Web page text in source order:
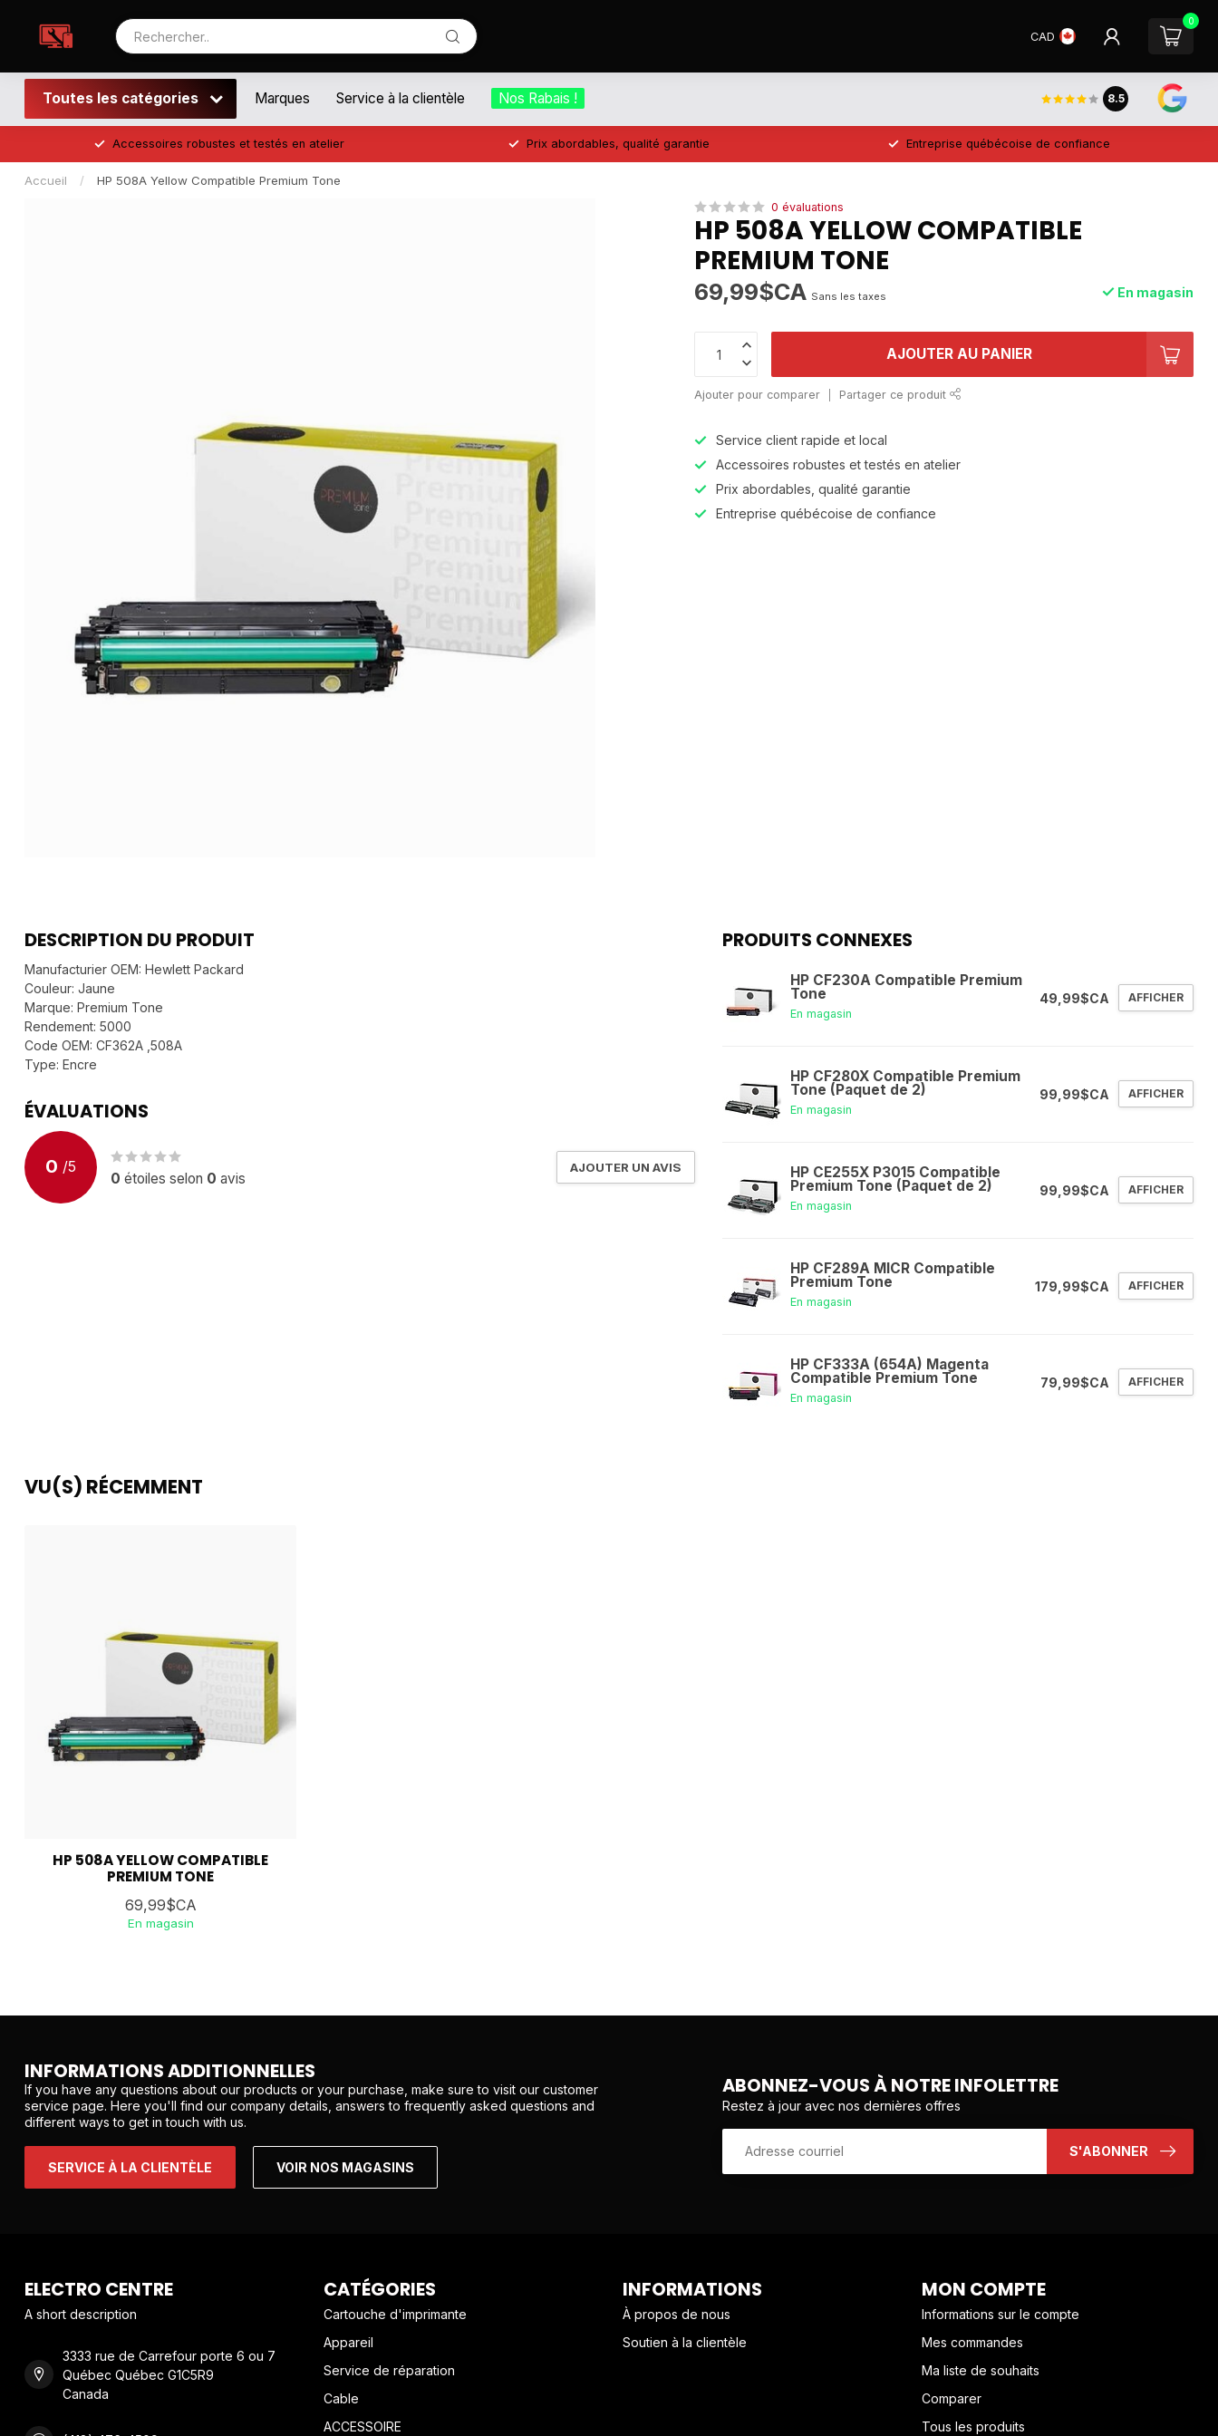
CAD
0
Toutes les catégories Marques Service à la clientèle Nos Rabais ! 8.5
Accessoires robustes et testés en atelier Prix abordables, qualité garantie Entreprise québécoise de confiance
Accueil / HP 508A Yellow Compatible Premium Tone
0 évaluations
HP 508A YELLOW COMPATIBLE
PREMIUM TONE
69,99$CA Sans les taxes En magasin
AJOUTER AU PANIER
Ajouter pour comparer Partager ce produit
Service client rapide et local
Accessoires robustes et testés en atelier
Prix abordables, qualité garantie
Entreprise québécoise de confiance
DESCRIPTION DU PRODUIT
Manufacturier OEM: Hewlett Packard
Couleur: Jaune
Marque: Premium Tone
Rendement: 5000
Code OEM: CF362A ,508A
Type: Encre
ÉVALUATIONS
0 /5
0 étoiles selon 0 avis
AJOUTER UN AVIS
PRODUITS CONNEXES
HP CF230A Compatible Premium
Tone
En magasin
49,99$CA AFFICHER
HP CF280X Compatible Premium
Tone (Paquet de 2)
En magasin
99,99$CA AFFICHER
HP CE255X P3015 Compatible
Premium Tone (Paquet de 2)
En magasin
99,99$CA AFFICHER
HP CF289A MICR Compatible
Premium Tone
En magasin
179,99$CA AFFICHER
HP CF333A (654A) Magenta
Compatible Premium Tone
En magasin
79,99$CA AFFICHER
VU(S) RÉCEMMENT
HP 508A YELLOW COMPATIBLE
PREMIUM TONE
69,99$CA
En magasin
INFORMATIONS ADDITIONNELLES
If you have any questions about our products or your purchase, make sure to visit our customer
service page. Here you'll find our company details, answers to frequently asked questions and
different ways to get in touch with us.
SERVICE À LA CLIENTÈLE VOIR NOS MAGASINS
ABONNEZ-VOUS À NOTRE INFOLETTRE
Restez à jour avec nos dernières offres
S'ABONNER
ELECTRO CENTRE
A short description
3333 rue de Carrefour porte 6 ou 7
Québec Québec G1C5R9
Canada
CATÉGORIES
Cartouche d'imprimante
Appareil
Service de réparation
Cable
ACCESSOIRE
INFORMATIONS
À propos de nous
Soutien à la clientèle
MON COMPTE
Informations sur le compte
Mes commandes
Ma liste de souhaits
Comparer
Tous les produits